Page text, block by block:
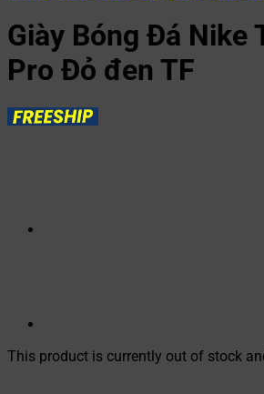
Giày Bóng Đá Nike
Pro Đỏ đen TF
This product is currently out of stock